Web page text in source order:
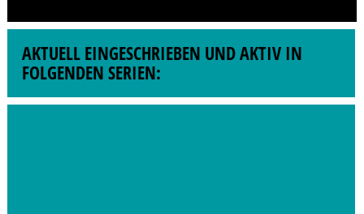
AKTUELL EINGESCHRIEBEN UND AKTIV IN
FOLGENDEN SERIEN: